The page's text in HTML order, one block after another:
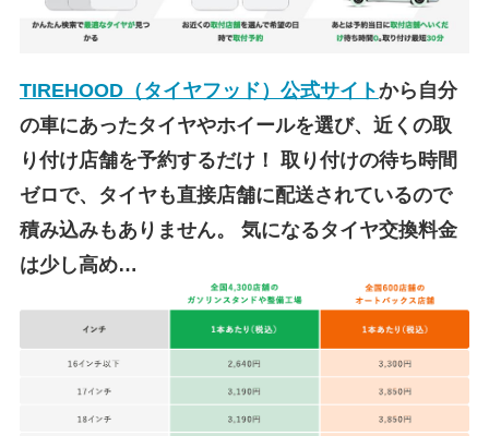
TIREHOOD（タイヤフッド）公式サイトから自分
の車にあったタイヤやホイールを選び、近くの取
り付け店舗を予約するだけ！ 取り付けの待ち時間
ゼロで、タイヤも直接店舗に配送されているので
積み込みもありません。
気になるタイヤ交換料金
は少し高め…